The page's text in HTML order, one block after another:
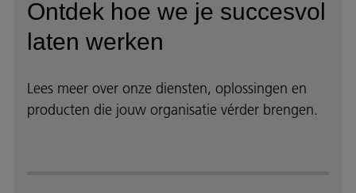
Ontdek hoe we je succesvol
laten werken
Lees meer over onze diensten, oplossingen en
producten die jouw organisatie vérder brengen.